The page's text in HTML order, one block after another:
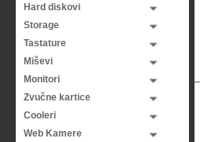
Hard diskovi
Storage
Tastature
Miševi
Monitori
Zvučne kartice
Cooleri
Web Kamere